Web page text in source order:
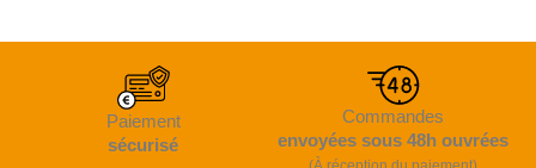
Paiement
sécurisé
Commandes
envoyées sous 48h ouvrées